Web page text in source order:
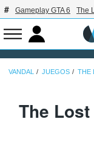
Gameplay GTA 6 The
VANDAL JUEGOS THE
The